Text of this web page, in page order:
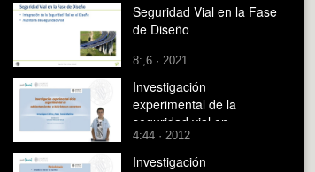
Seguridad Vial en la Fase
de Diseño
8:,6 · 2021
Investigación
experimental de la
seguridad vial en
adelantamientos a
bicicleta en carretera
4:44 · 2012
Investigación